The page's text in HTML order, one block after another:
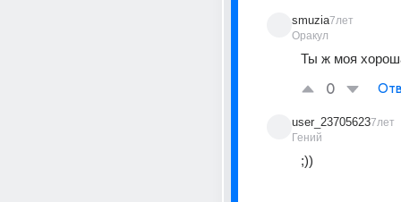
smuzia
Оракул
7лет
Ты ж моя
0
user_23705623
Гений
7лет
;))